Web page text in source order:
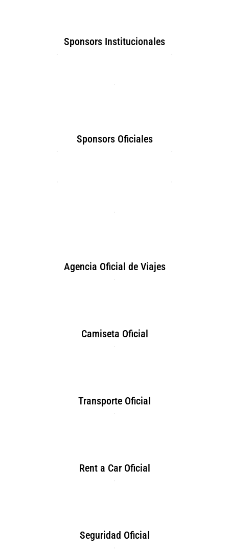
Sponsors Institucionales
Sponsors Oficiales
Agencia Oficial de Viajes
Camiseta Oficial
Transporte Oficial
Rent a Car Oficial
Seguridad Oficial